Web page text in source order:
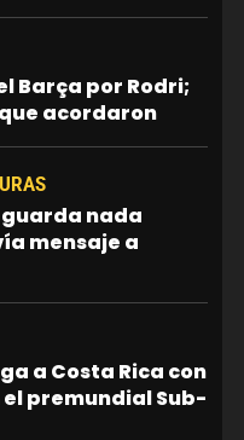
Barça por Rodri;
acordaron
guarda nada
mensaje a
a Costa Rica con
premundial Sub-